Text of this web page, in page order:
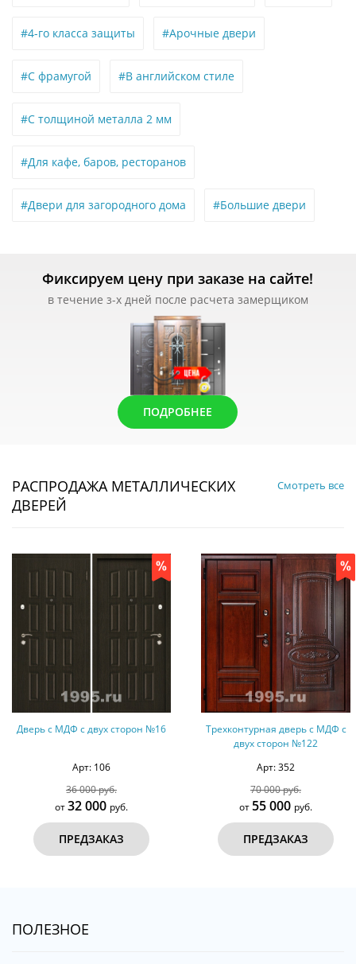
#4-го класса защиты #Арочные двери
#С фрамугой #В английском стиле
#С толщиной металла 2 мм
#Для кафе, баров, ресторанов
#Двери для загородного дома #Большие двери
Фиксируем цену при заказе на сайте!
в течение з-х дней после расчета замерщиком
ПОДРОБНЕЕ
РАСПРОДАЖА МЕТАЛЛИЧЕСКИХ
ДВЕРЕЙ
Смотреть все
с двух сторон №16
руб.
Трехконтурная дверь с МДФ с
двух сторон №122
руб.
ПРЕДЗАКАЗ
ПОЛЕЗНОЕ